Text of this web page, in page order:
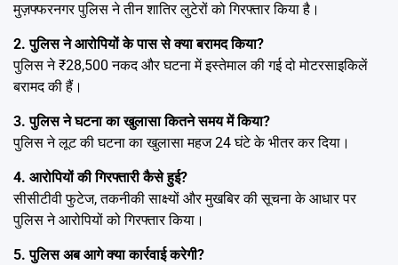
मुज़फ्फरनगर पुलिस ने तीन शातिर लुटेरों को गिरफ्तार किया है।
2. पुलिस ने आरोपियों के पास से क्या बरामद किया?
पुलिस ने ₹28,500 नकद और घटना में इस्तेमाल की गई दो मोटरसाइकिलें
बरामद की हैं।
3. पुलिस ने घटना का खुलासा कितने समय में किया?
पुलिस ने लूट की घटना का खुलासा महज 24 घंटे के भीतर कर दिया।
4. आरोपियों की गिरफ्तारी कैसे हुई?
सीसीटीवी फुटेज, तकनीकी साक्ष्यों और मुखबिर की सूचना के आधार पर
पुलिस ने आरोपियों को गिरफ्तार किया।
5. पुलिस अब आगे क्या कार्रवाई करेगी?